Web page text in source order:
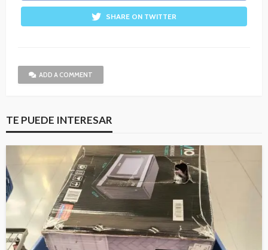
SHARE ON TWITTER
ADD A COMMENT
TE PUEDE INTERESAR